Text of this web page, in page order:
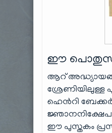
ഈ
ആറ്
ശ്രേണിയിലുള്ള
ഹെൻറി
ജ്ഞാനനിക്ഷേപം
ഈ പുസ്തകം